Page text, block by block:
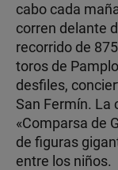
cabo cada
corren delante
recorrido de
toros de
desfiles,
San Fermín. La
«Comparsa de
de figuras
entre los niños.